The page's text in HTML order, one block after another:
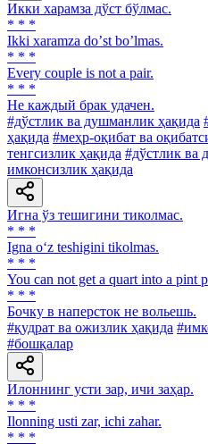
Икки харамза дўст бўлмас.
* * *
Ikki xaramza doʼst boʼlmas.
* * *
Every couple is not a pair.
* * *
He каждый брак удачен.
#дўстлик ва душманлик ҳақида
ҳақида #меҳр-оқибат ва
тенгсизлик ҳақида #дўстлик ва
имконсизлик ҳақида
Игна ўз тешигини тиколмас.
* * *
Igna o‘z teshigini tikolmas.
* * *
You can not get a quart into a pint
* * *
Бочку в наперсток не вольешь.
#қудрат ва ожизлик ҳақида
#бошқалар
Илоннинг усти зар, ичи заҳар.
* * *
Ilonning usti zar, ichi zahar.
* * *